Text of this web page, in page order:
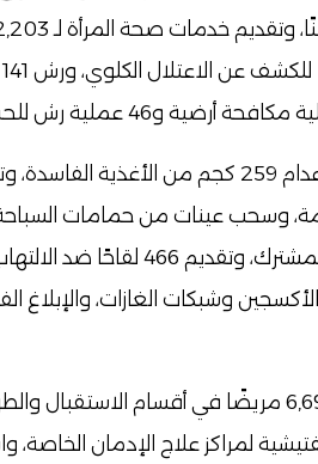
جسيمة، وسحب عينات من حمامات
مياه الشرب، واستقبال 98 عينة بالمعمل
وشبكات الغازات، والإبلاغ
وتابعت المديرية، أنه تم تقديم الخدمات لـ 6,694 مريضًا في أقسام